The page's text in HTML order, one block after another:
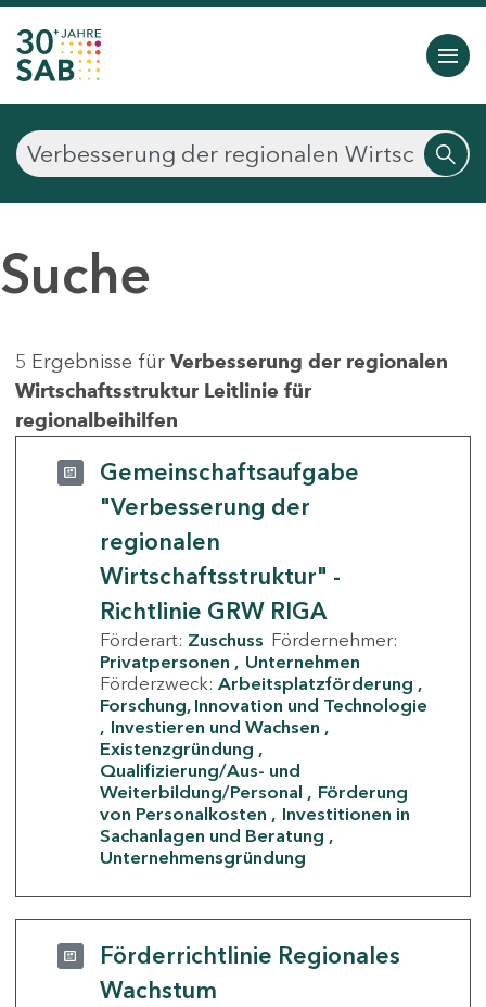
Suche
5 Ergebnisse für Verbesserung der regionalen
Wirtschaftsstruktur Leitlinie für
regionalbeihilfen
Gemeinschaftsaufgabe
"Verbesserung der
regionalen
Wirtschaftsstruktur" -
Richtlinie GRW RIGA
Förderart: Zuschuss Fördernehmer:
Privatpersonen
Unternehmen
Förderzweck: Arbeitsplatzförderung
Forschung, Innovation und Technologie
Investieren und Wachsen
Existenzgründung
Qualifizierung/Aus- und
Weiterbildung/Personal
Förderung
von Personalkosten
Investitionen in
Sachanlagen und Beratung
Unternehmensgründung
Förderrichtlinie Regionales
Wachstum